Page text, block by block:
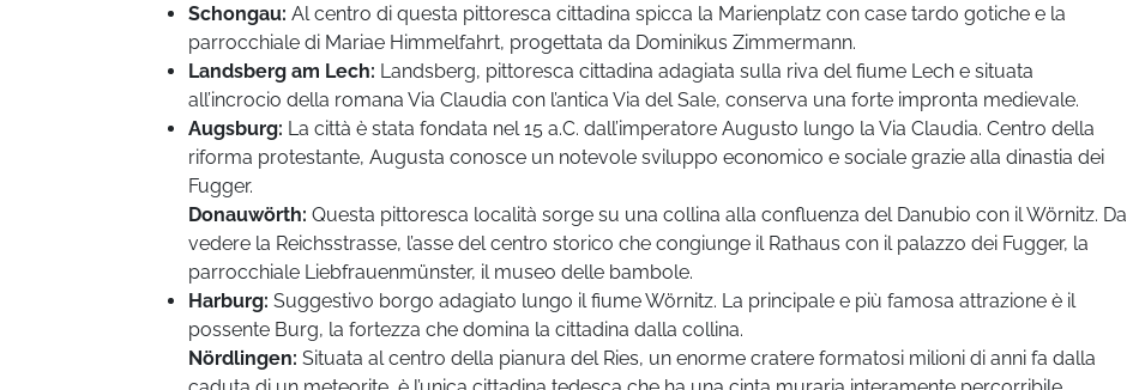
Schongau: Al centro di questa pittoresca cittadina spicca la Marienplatz con case tardo gotiche e la
parrocchiale di Mariae Himmelfahrt, progettata da Dominikus Zimmermann.
Landsberg am Lech: Landsberg, pittoresca cittadina adagiata sulla riva del fiume Lech e situata
all’incrocio della romana Via Claudia con l’antica Via del Sale, conserva una forte impronta medievale.
Augsburg: La città è stata fondata nel 15 a.C. dall’imperatore Augusto lungo la Via Claudia. Centro della
riforma protestante, Augusta conosce un notevole sviluppo economico e sociale grazie alla dinastia dei
Fugger.
Donauwörth: Questa pittoresca località sorge su una collina alla confluenza del Danubio con il Wörnitz. Da
vedere la Reichsstrasse, l’asse del centro storico che congiunge il Rathaus con il palazzo dei Fugger, la
parrocchiale Liebfrauenmünster, il museo delle bambole.
Harburg: Suggestivo borgo adagiato lungo il fiume Wörnitz. La principale e più famosa attrazione è il
possente Burg, la fortezza che domina la cittadina dalla collina.
Nördlingen: Situata al centro della pianura del Ries, un enorme cratere formatosi milioni di anni fa dalla